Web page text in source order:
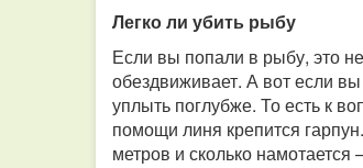
Легко ли убить рыбу
Если вы попали в рыбу, это
обездвиживает. А вот если
уплыть поглубже. То есть к
помощи линя крепится
метров и сколько